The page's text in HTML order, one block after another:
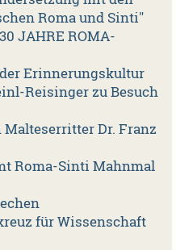
Roma und Sinti"
JAHRE ROMA-
der Erinnerungskultur
Reisinger zu Besuch
Dr. Franz
Roma-Sinti Mahnmal
für Wissenschaft